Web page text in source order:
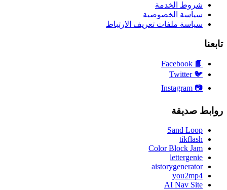
شروط الخدمة
سياسة الخصوصية
سياسة ملفات تعريف الارتباط
تابعنا
📘
🐦
Twitter
📷
روابط صديقة
Sand Loop
tikflash
Color Block Jam
lettergenie
aistorygenerator
you2mp4
AI Nav Site